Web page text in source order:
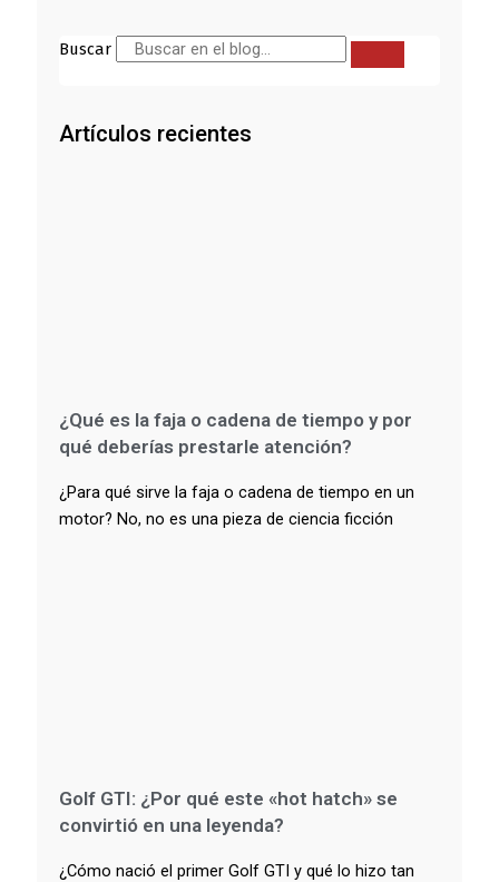
Buscar
Artículos recientes
¿Qué es la faja o cadena de tiempo y por
qué deberías prestarle atención?
¿Para qué sirve la faja o cadena de tiempo en un
motor? No, no es una pieza de ciencia ficción
Golf GTI: ¿Por qué este «hot hatch» se
convirtió en una leyenda?
¿Cómo nació el primer Golf GTI y qué lo hizo tan